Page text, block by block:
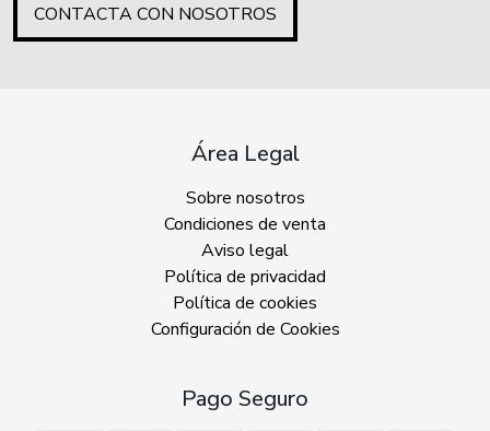
CONTACTA CON NOSOTROS
Área Legal
Sobre nosotros
Condiciones de venta
Aviso legal
Política de privacidad
Política de cookies
Configuración de Cookies
Pago Seguro